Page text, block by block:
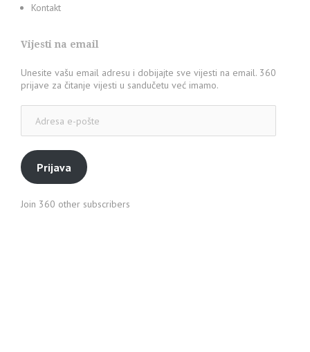
Kontakt
Vijesti na email
Unesite vašu email adresu i dobijajte sve vijesti na email. 360
prijave za čitanje vijesti u sandučetu već imamo.
pošte
Prijava
Join 360 other subscribers